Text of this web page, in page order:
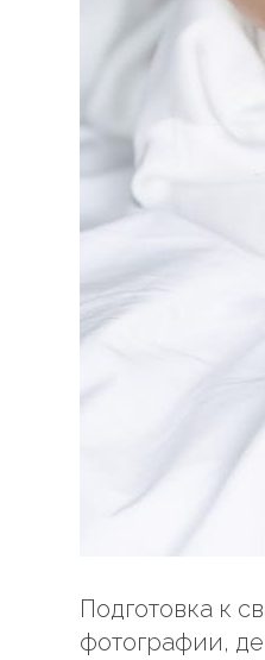
Подготовка к
фотографии,